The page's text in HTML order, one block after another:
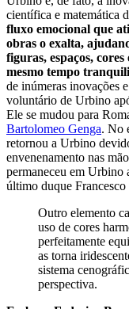
científica e matemática
fluxo emocional que
obras o exalta,
figuras, espaços,
mesmo tempo
de inúmeras inovações
voluntário de Urbino
Ele se mudou para
Bartolomeo Genga. No
retornou a Urbino
envenenamento nas
permaneceu em Urbino
último duque
Outro elemento
uso de cores
perfeitamente
as torna
sistema
perspectiva.